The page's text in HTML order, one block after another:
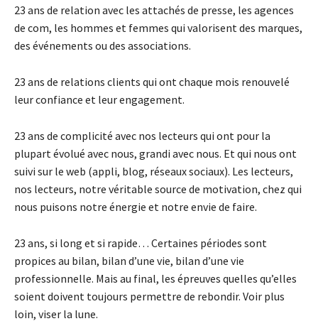
23 ans de relation avec les attachés de presse, les agences
de com, les hommes et femmes qui valorisent des marques,
des événements ou des associations.
23 ans de relations clients qui ont chaque mois renouvelé
leur confiance et leur engagement.
23 ans de complicité avec nos lecteurs qui ont pour la
plupart évolué avec nous, grandi avec nous. Et qui nous ont
suivi sur le web (appli, blog, réseaux sociaux). Les lecteurs,
nos lecteurs, notre véritable source de motivation, chez qui
nous puisons notre énergie et notre envie de faire.
23 ans, si long et si rapide… Certaines périodes sont
propices au bilan, bilan d’une vie, bilan d’une vie
professionnelle. Mais au final, les épreuves quelles qu’elles
soient doivent toujours permettre de rebondir. Voir plus
loin, viser la lune.